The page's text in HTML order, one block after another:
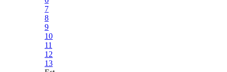
7
8
9
10
11
12
13